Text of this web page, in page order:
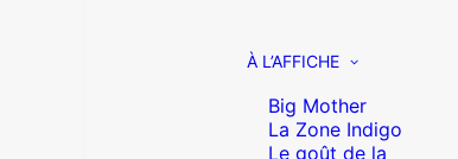
À L’AFFICHE
Big Mother
La Zone Indigo
Le goût de la